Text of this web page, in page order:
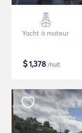
Yacht à moteur
$1,378 /nuit